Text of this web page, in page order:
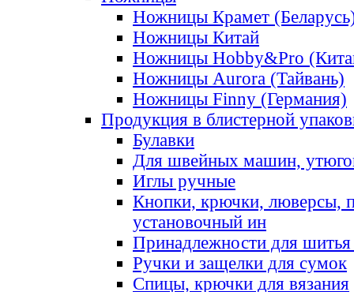
Ножницы Крамет
Ножницы Китай
Ножницы Hobby&Pro
Ножницы Aurora (Тайвань)
Ножницы Finny (Германия)
Продукция в блистерной
Булавки
Для швейных машин,
Иглы ручные
Кнопки, крючки, люверсы,
установочный ин
Принадлежности для шитья
Ручки и защелки для сумок
Спицы, крючки для вязания